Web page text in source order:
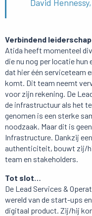
David
Verbindend leiderschap
Atida heeft momenteel
die nu nog per locatie hun
dat hier één serviceteam
komt. Dit team neemt
voor zijn rekening. De
de infrastructuur als het
genomen is een sterke
noodzaak. Maar dit is
Infrastructure. Dankzij
authenticiteit, bouwt zij/
team en stakeholders.
Tot slot…
De Lead Services &
wereld van de start-ups
digitaal product. Zij/hij